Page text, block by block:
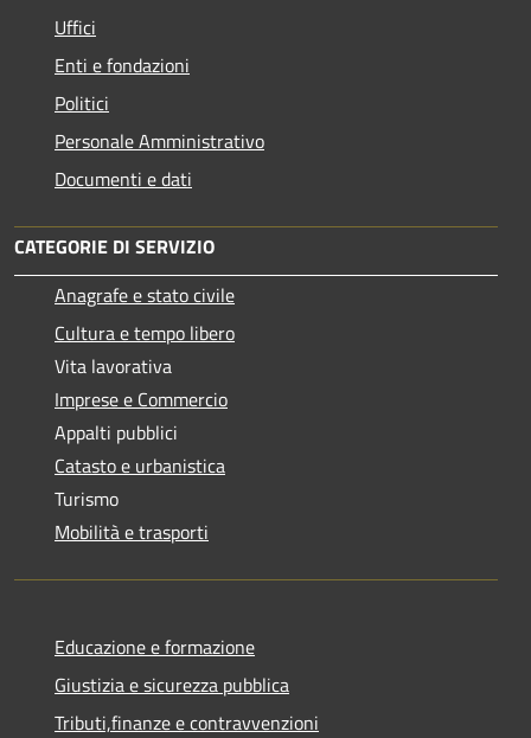
Uffici
Enti e fondazioni
Politici
Personale Amministrativo
Documenti e dati
CATEGORIE DI SERVIZIO
Anagrafe e stato civile
Cultura e tempo libero
Vita lavorativa
Imprese e Commercio
Appalti pubblici
Catasto e urbanistica
Turismo
Mobilità e trasporti
Educazione e formazione
Giustizia e sicurezza pubblica
Tributi,finanze e contravvenzioni